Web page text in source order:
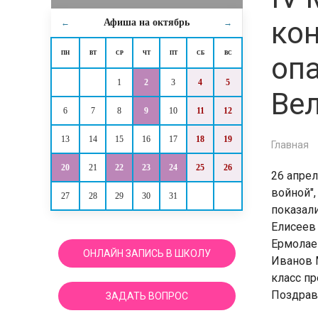
← Афиша на октябрь →
ПН ВТ СР ЧТ ПТ СБ ВС
1 2 3 4 5
6 7 8 9 10 11 12
13 14 15 16 17 18 19
20 21 22 23 24 25 26
27 28 29 30 31
ОНЛАЙН ЗАПИСЬ В ШКОЛУ
ЗАДАТЬ ВОПРОС
Главная
26
Иванов
класс